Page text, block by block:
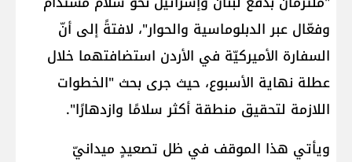
وفعّال عبر الدبلوماسية والحوار"، لافتةً إلى أنّ
السفارة الأميركيّة في الأردن استضافتهما خلال
عطلة نهاية الأسبوع، حيث جرى بحث "الخطوات
اللازمة لتحقيق منطقة أكثر سلامًا وازدهارًا".
ويأتي هذا الموقف في ظل تصعيدٍ ميدانيّ